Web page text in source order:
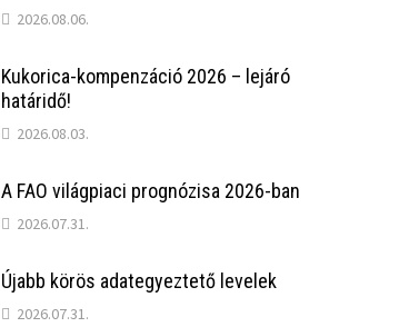
2026.08.06.
Kukorica-kompenzáció 2026 – lejáró
határidő!
2026.08.03.
A FAO világpiaci prognózisa 2026-ban
2026.07.31.
Újabb körös adategyeztető levelek
2026.07.31.